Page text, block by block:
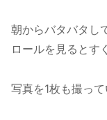
朝からバタバタし
ロールを見るとす
写真を1枚も撮っ